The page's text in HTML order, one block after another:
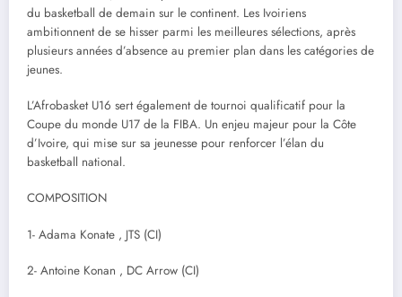
du basketball de demain sur le continent. Les Ivoiriens
ambitionnent de se hisser parmi les meilleures sélections, après
plusieurs années d’absence au premier plan dans les catégories de
jeunes.
L’Afrobasket U16 sert également de tournoi qualificatif pour la
Coupe du monde U17 de la FIBA. Un enjeu majeur pour la Côte
d’Ivoire, qui mise sur sa jeunesse pour renforcer l’élan du
basketball national.
COMPOSITION
1- Adama Konate , JTS (CI)
2- Antoine Konan , DC Arrow (CI)